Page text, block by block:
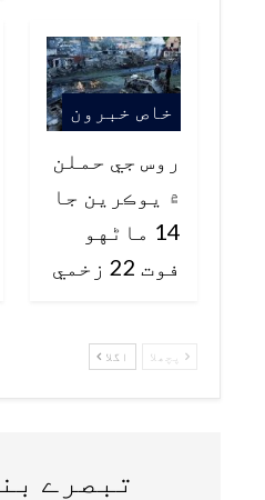
خاص خبرون
روس جي حملن
۾ يوڪرين جا
14 ماڻهو
فوت 22 زخمي
پچھلا اگلا
تبصرے